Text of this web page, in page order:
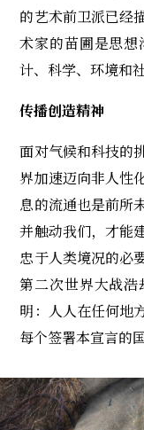
的艺术前卫派已经
术家的苗圃是思
计、科学、环境和
传播创造精神
面对气候和科技的
界加速迈向非人性
息的流通也是前所
并触动我们，才能
忠于人类境况的必
第二次世界大战
明：人人在任何地
每个签署本宣言